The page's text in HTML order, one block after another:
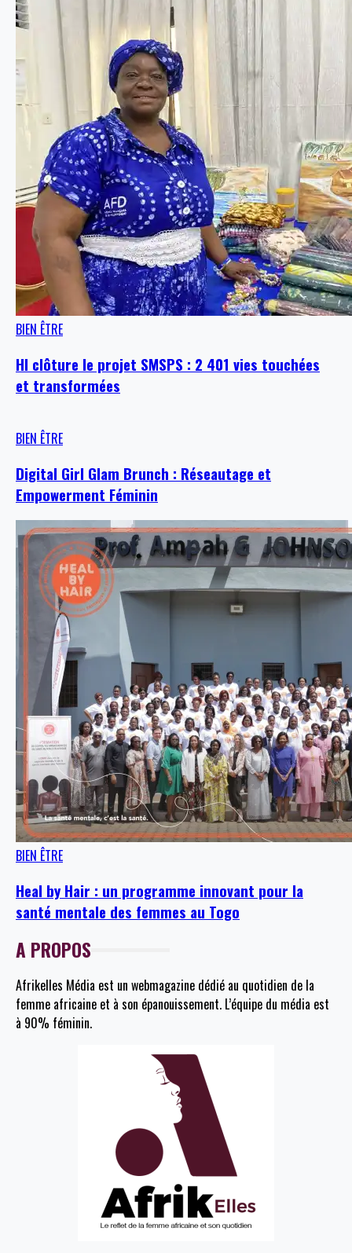
BIEN ÊTRE
HI clôture le projet SMSPS : 2 401 vies touchées
et transformées
BIEN ÊTRE
Digital Girl Glam Brunch : Réseautage et
Empowerment Féminin
BIEN ÊTRE
Heal by Hair : un programme innovant pour la
santé mentale des femmes au Togo
A PROPOS
Afrikelles Média est un webmagazine dédié au quotidien de la
femme africaine et à son épanouissement. L’équipe du média est
à 90% féminin.